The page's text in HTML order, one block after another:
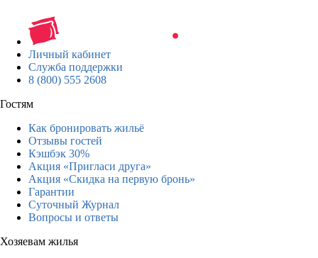
Личный кабинет
Служба поддержки
8 (800) 555 2608
Гостям
Как бронировать жильё
Отзывы гостей
Кэшбэк 30%
Акция «Пригласи друга»
Акция «Скидка на первую бронь»
Гарантии
Суточный Журнал
Вопросы и ответы
Хозяевам жилья